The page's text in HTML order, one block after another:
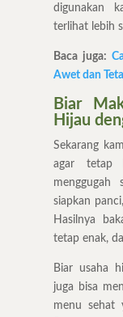
digunakan
terlihat lebih
Baca juga:
Awet dan
Biar
Hijau
Sekarang
agar tetap
menggugah
siapkan
Hasilnya
tetap enak,
Biar usaha
juga bisa
menu sehat